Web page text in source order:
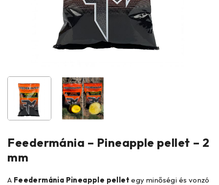
Feedermánia – Pineapple pellet – 2
mm
A Feedermánia Pineapple pellet egy minőségi és vonzó